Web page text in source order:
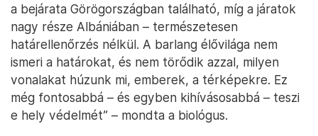
a bejárata Görögországban található, míg a járatok
nagy része Albániában – természetesen
határellenőrzés nélkül. A barlang élővilága nem
ismeri a határokat, és nem törődik azzal, milyen
vonalakat húzunk mi, emberek, a térképekre. Ez
még fontosabbá – és egyben kihívásosabbá – teszi
e hely védelmét” – mondta a biológus.